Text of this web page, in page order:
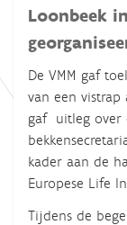
Loonbeek
De VMM gaf
van een vistrap
gaf uitleg over
kader aan de
Europese Life
Tijdens de